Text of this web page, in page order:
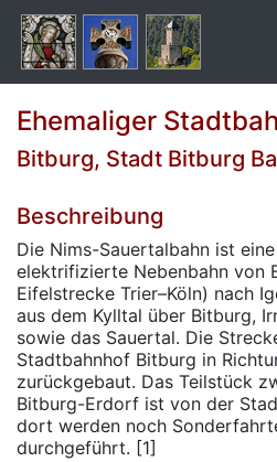
Ehemaliger
Bitburg, Stadt Bitburg
Beschreibung
Die Nims-Sauertalbahn ist
elektrifizierte Nebenbahn von
Eifelstrecke Trier–Köln) nach
aus dem Kylltal über Bitburg,
sowie das Sauertal. Die
Stadtbahnhof Bitburg in
zurückgebaut. Das Teilstück
Bitburg-Erdorf ist von der
dort werden noch
durchgeführt. [1]